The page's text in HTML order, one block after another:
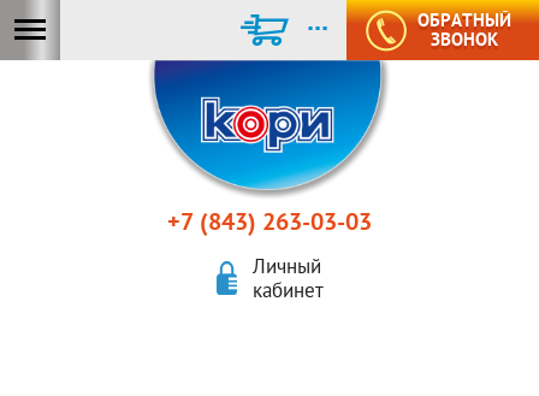
+7 (843) 263-03-03
Личный
кабинет
ОБРАТНЫЙ
ЗВОНОК
...